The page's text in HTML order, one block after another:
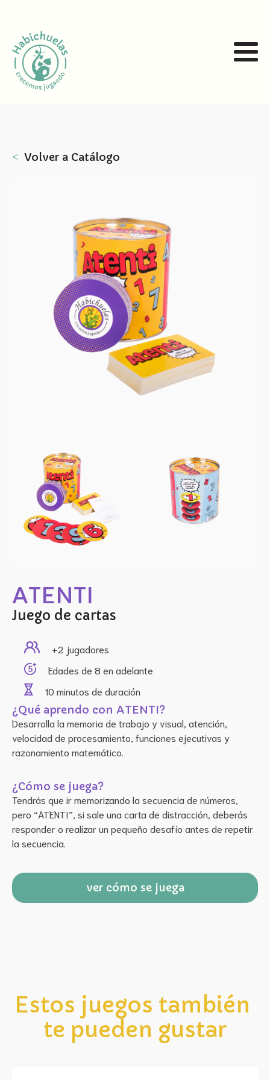
˂ Volver a Catálogo
ATENTI
Juego de cartas
+2 jugadores
Edades de 8 en adelante
10 minutos de duración
¿Qué aprendo con ATENTI?
Desarrolla la memoria de trabajo y visual, atención,
velocidad de procesamiento, funciones ejecutivas y
razonamiento matemático.
¿Cómo se juega?
Tendrás que ir memorizando la secuencia de números,
pero “ATENTI”, si sale una carta de distracción, deberás
responder o realizar un pequeño desafío antes de repetir
la secuencia.
ver cómo se juega
Estos juegos también
te pueden gustar